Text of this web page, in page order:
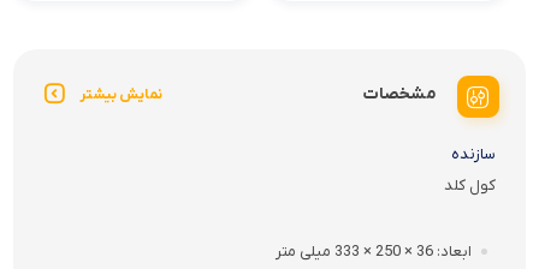
مشخصات نمایش بیشتر
سازنده
کول کلد
ابعاد 36 × 250 × 333 میلی متر